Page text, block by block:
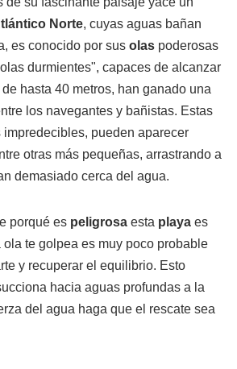
Norte, cuyas aguas bañan
es conocido por sus olas poderosas
durmientes", capaces de alcanzar
hasta 40 metros, han ganado una
los navegantes y bañistas. Estas
pueden aparecer
otras más pequeñas, arrastrando a
demasiado cerca del agua.
porqué es peligrosa esta playa es
te golpea es muy poco probable
y recuperar el equilibrio. Esto
hacia aguas profundas a la
del agua haga que el rescate sea